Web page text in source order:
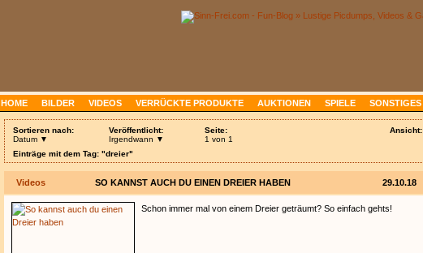
HOME BILDER VIDEOS VERRÜCKTE PRODUKTE AUKTIONEN SPIELE SONSTIGES
Ansicht:
Sortieren nach:
Datum ▼
Veröffentlicht:
Irgendwann ▼
Seite:
1 von 1
Einträge mit dem Tag: "dreier"
Videos 29.10.18
SO KANNST AUCH DU EINEN DREIER HABEN
Schon immer mal von einem Dreier geträumt? So einfach gehts!